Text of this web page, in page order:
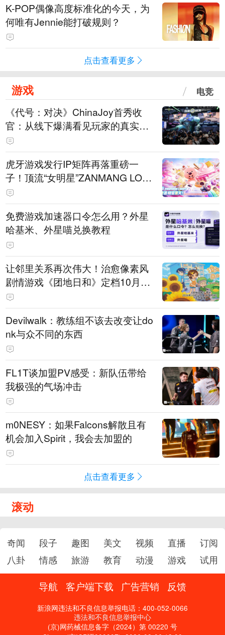
K-POP偶像高度标准化的今天，为
何唯有Jennie能打破规则？
点击查看更多
游戏 电竞
《代号：对决》ChinaJoy首秀收
官：从线下爆满看见玩家的真实期
待
虎牙游戏发行IP矩阵再落重磅一
子！顶流“女明星”ZANMANG LOO
PY 正版3D消除手游《消消奇遇》
惊喜曝光
免费游戏加速器口令怎么用？外星
哈基米、外星喵兑换教程
让邻里关系再次伟大！治愈像素风
剧情游戏《团地日和》定档10月30
日发售
Devilwalk：教练组不该去改变让do
nk与众不同的东西
FL1T谈加盟PV感受：新队伍带给
我极强的气场冲击
m0NESY：如果Falcons解散且有
机会加入Spirit，我会去加盟的
点击查看更多
滚动
奇闻 段子 趣图 美文 视频 直播
订阅
八卦
情感 旅游 教育 动漫 游戏 试用
导航 客户端下载 广告营销 反馈
新浪网违法和不良信息举报电话：400-052-0066
违法和不良信息举报中心
(京)网药械信息备字（2024）第 00220 号